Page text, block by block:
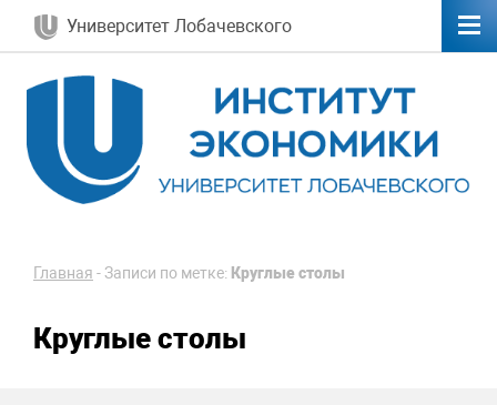
Университет Лобачевского
Главная -Записи по метке: Круглые столы
Круглые столы